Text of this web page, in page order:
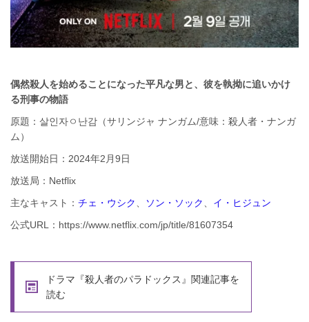
偶然殺人を始めることになった平凡な男と、彼を執拗に追いかけ
る刑事の物語
原題：살인자ㅇ난감（サリンジャ ナンガム/意味：殺人者・ナンガ
ム）
放送開始日：2024年2月9日
放送局：Netflix
主なキャスト： チェ・ウシク ソン・ソック
イ・ヒジュン
公式URL：https://www.netflix.com/jp/title/81607354
ドラマ『殺人者のパラドックス』関連記事を
読む